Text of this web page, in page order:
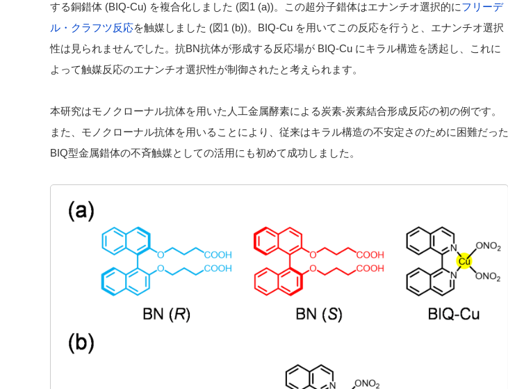
する銅錯体 (BIQ-Cu) を複合化しました (図1 (a))。この超分子錯体はエナンチオ選択的にフリーデ
ル・クラフツ反応を触媒しました (図1 (b))。BIQ-Cu を用いてこの反応を行うと、エナンチオ選択
性は見られませんでした。抗BN抗体が形成する反応場が BIQ-Cu にキラル構造を誘起し、これに
よって触媒反応のエナンチオ選択性が制御されたと考えられます。
本研究はモノクローナル抗体を用いた人工金属酵素による炭素-炭素結合形成反応の初の例です。
また、モノクローナル抗体を用いることにより、従来はキラル構造の不安定さのために困難だった
BIQ型金属錯体の不斉触媒としての活用にも初めて成功しました。